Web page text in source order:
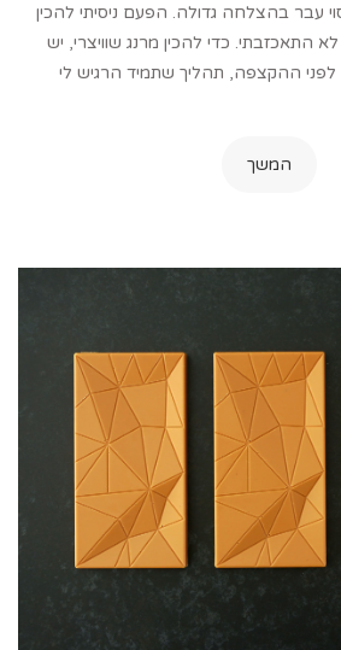
עבר בהצלחה גדולה. הפעם ניסיתי להכין
התאכזבתי. כדי להכין מרנג שוויצרי, יש
לפני ההקצפה, תהליך שתמיד הרגיש לי
המשך